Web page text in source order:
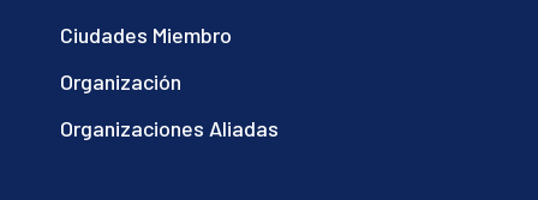
Ciudades Miembro
Organización
Organizaciones Aliadas